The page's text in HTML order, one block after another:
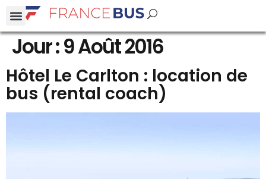
Jour :9 Août 2016
Hôtel Le Carlton : location de
bus (rental coach)